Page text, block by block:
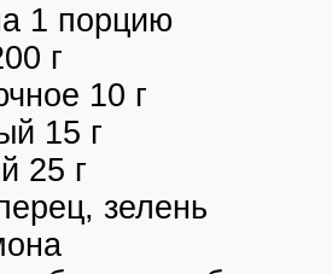
1 порцию
г
10 г
15 г
25 г
зелень